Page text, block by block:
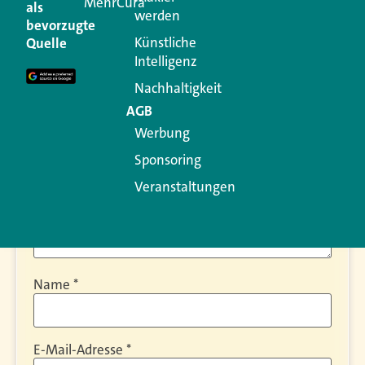
Ihre E-Mail-Adresse wird nicht veröffentlicht.
Erforderliche Felder sind mit
Kommentar
Name *
E-Mail-Adresse *
als
bevorzugte
Quelle
werden
Künstliche
Intelligenz
Nachhaltigkeit
AGB
Werbung
Sponsoring
Veranstaltungen